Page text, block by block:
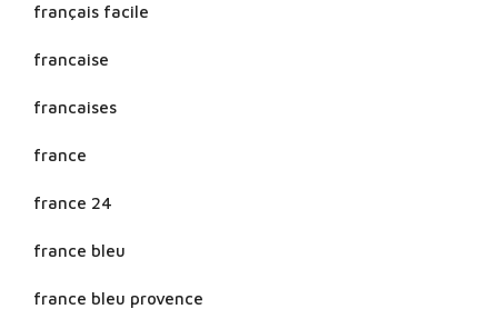
français facile
francaise
francaises
france
france 24
france bleu
france bleu provence